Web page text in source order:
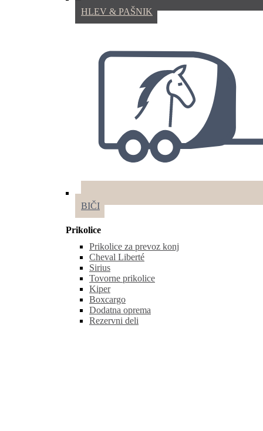
HLEV & PAŠNIK
BIČI
Prikolice
Prikolice za prevoz konj
Cheval Liberté
Sirius
Tovorne prikolice
Kiper
Boxcargo
Dodatna oprema
Rezervni deli